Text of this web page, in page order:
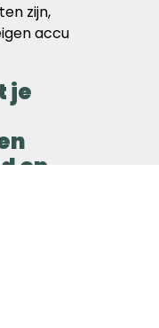
zijn,
accu
je
op